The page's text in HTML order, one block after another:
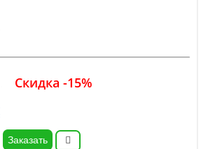
Скидка -15%
Заказать